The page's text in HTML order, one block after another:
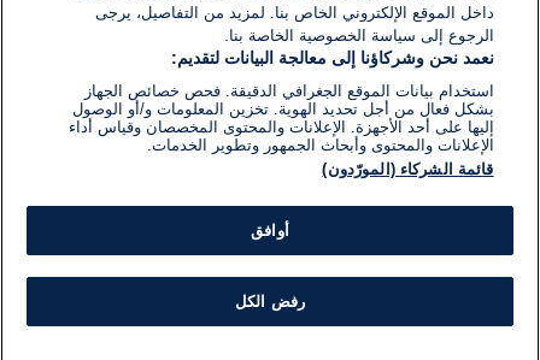
داخل الموقع الإلكتروني الخاص بنا. لمزيد من التفاصيل، يرجى
الرجوع إلى سياسة الخصوصية الخاصة بنا.
نعمد نحن وشركاؤنا إلى معالجة البيانات لتقديم:
استخدام بيانات الموقع الجغرافي الدقيقة. فحص خصائص الجهاز
بشكل فعال من أجل تحديد الهوية. تخزين المعلومات و/أو الوصول
إليها على أحد الأجهزة. الإعلانات والمحتوى المخصصان وقياس أداء
الإعلانات والمحتوى وأبحاث الجمهور وتطوير الخدمات.
قائمة الشركاء (المورّدون)
أوافق
رفض الكل